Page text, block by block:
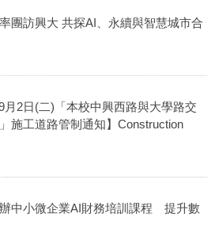
團訪興大 共探AI、永續與智慧城市合
月2日(二)「本校中興西路與大學路交
施工道路管制通知】Construction
辦中小微企業AI財務培訓課程 提升數